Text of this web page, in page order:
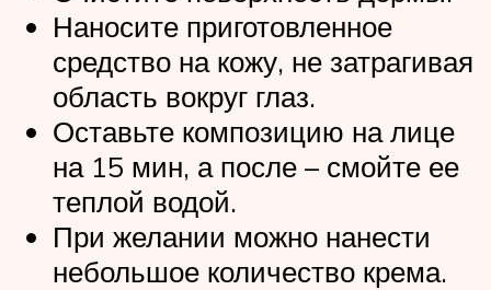
Наносите приготовленное
средство на кожу, не затрагивая
область вокруг глаз.
Оставьте композицию на лице
на 15 мин, а после – смойте ее
теплой водой.
При желании можно нанести
небольшое количество крема.